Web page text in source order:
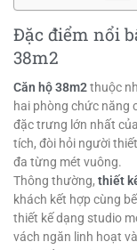
Đặc điểm nổi
38m2
Căn hộ 38m2thuộc
hai phòng chức năng
đặc trưng lớn nhất
tích, đòi hỏi người
đa từng mét vuông.
Thông thường, thiết
khách kết hợp cùng
thiết kế dạng studio
vách ngăn linh hoạt